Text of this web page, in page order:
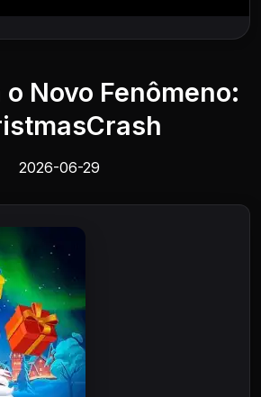
Novo Fenômeno:
2026-06-29